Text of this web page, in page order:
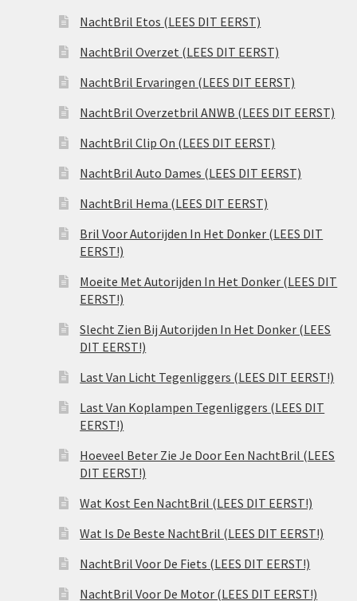
NachtBril Etos (LEES DIT EERST)
NachtBril Overzet (LEES DIT EERST)
NachtBril Ervaringen (LEES DIT EERST)
NachtBril Overzetbril ANWB (LEES DIT EERST)
NachtBril Clip On (LEES DIT EERST)
NachtBril Auto Dames (LEES DIT EERST)
NachtBril Hema (LEES DIT EERST)
Bril Voor Autorijden In Het Donker (LEES DIT
EERST!)
Moeite Met Autorijden In Het Donker (LEES DIT
EERST!)
Slecht Zien Bij Autorijden In Het Donker (LEES
DIT EERST!)
Last Van Licht Tegenliggers (LEES DIT EERST!)
Last Van Koplampen Tegenliggers (LEES DIT
EERST!)
Hoeveel Beter Zie Je Door Een NachtBril (LEES
DIT EERST!)
Wat Kost Een NachtBril (LEES DIT EERST!)
Wat Is De Beste NachtBril (LEES DIT EERST!)
NachtBril Voor De Fiets (LEES DIT EERST!)
NachtBril Voor De Motor (LEES DIT EERST!)